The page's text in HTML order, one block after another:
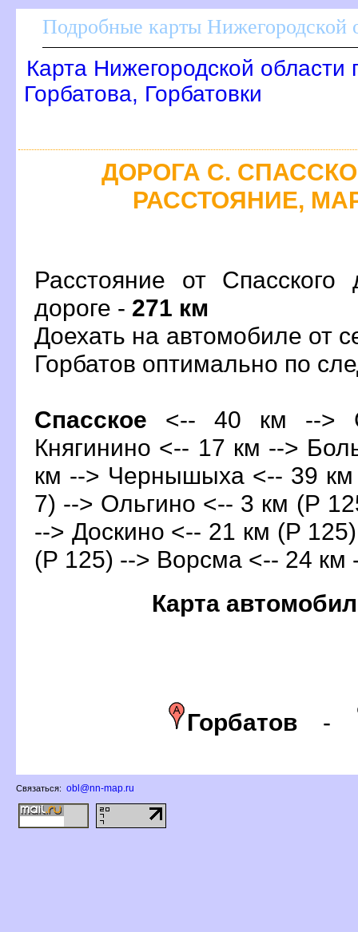
Подробные карты Нижегородской
Карта Нижегородской области
Горбатова, Горбатовки
ДОРОГА С.
РАССТОЯНИЕ,
Расстояние от
дороге - 271 км
Доехать на автомобиле от
Горбатов оптимально по
Спасское <-- 40 км -->
Княгинино <-- 17 км -->
км --> Чернышыха <-- 39
7) --> Ольгино <-- 3 км (Р
--> Доскино <-- 21 км (Р
(Р 125) --> Ворсма <-- 24 км
Карта
Горбато-
Связаться: obl@nn-map.ru